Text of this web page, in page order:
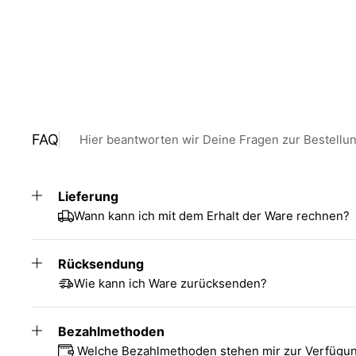
FAQ Hier beantworten wir Deine Fragen zur
Lieferung
Wann kann ich mit dem Erhalt der Ware rechnen?
Rücksendung
Wie kann ich Ware zurücksenden?
Bezahlmethoden
Welche Bezahlmethoden stehen mir zur